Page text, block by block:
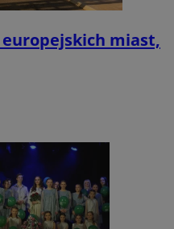
miast,